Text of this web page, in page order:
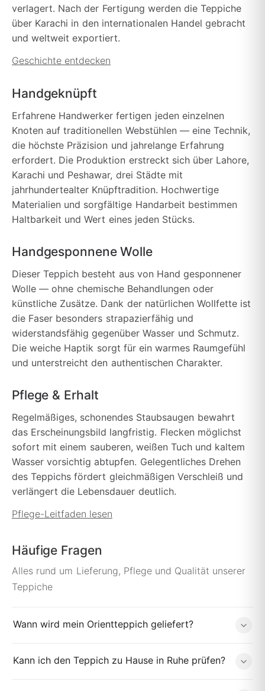
verlagert. Nach der Fertigung werden die Teppiche
über Karachi in den internationalen Handel gebracht
und weltweit exportiert.
Geschichte entdecken
Handgeknüpft
Erfahrene Handwerker fertigen jeden einzelnen
Knoten auf traditionellen Webstühlen — eine Technik,
die höchste Präzision und jahrelange Erfahrung
erfordert. Die Produktion erstreckt sich über Lahore,
Karachi und Peshawar, drei Städte mit
jahrhundertealter Knüpftradition. Hochwertige
Materialien und sorgfältige Handarbeit bestimmen
Haltbarkeit und Wert eines jeden Stücks.
Handgesponnene Wolle
Dieser Teppich besteht aus von Hand gesponnener
Wolle — ohne chemische Behandlungen oder
künstliche Zusätze. Dank der natürlichen Wollfette ist
die Faser besonders strapazierfähig und
widerstandsfähig gegenüber Wasser und Schmutz.
Die weiche Haptik sorgt für ein warmes Raumgefühl
und unterstreicht den authentischen Charakter.
Pflege & Erhalt
Regelmäßiges, schonendes Staubsaugen bewahrt
das Erscheinungsbild langfristig. Flecken möglichst
sofort mit einem sauberen, weißen Tuch und kaltem
Wasser vorsichtig abtupfen. Gelegentliches Drehen
des Teppichs fördert gleichmäßigen Verschleiß und
verlängert die Lebensdauer deutlich.
Pflege-Leitfaden lesen
Häufige Fragen
Alles rund um Lieferung, Pflege und Qualität unserer
Teppiche
Wann wird mein Orientteppich geliefert?
Kann ich den Teppich zu Hause in Ruhe prüfen?